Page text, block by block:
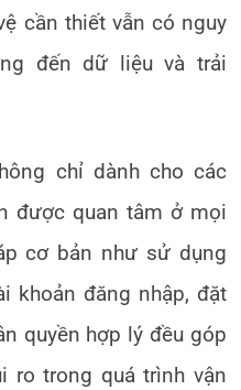
cần thiết vẫn có nguy
đến dữ liệu và trải
chỉ dành cho các
được quan tâm ở mọi
cơ bản như sử dụng
khoản đăng nhập, đặt
quyền hợp lý đều góp
ro trong quá trình vận